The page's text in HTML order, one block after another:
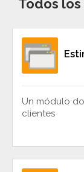
Todos
Un módulo
clientes